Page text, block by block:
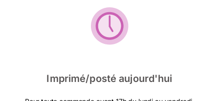
Imprimé/posté aujourd'hui